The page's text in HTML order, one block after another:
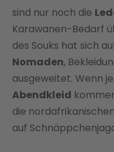
sind nur noch die
Karawanen-Bedarf
des Souks hat sich
Nomaden,
ausgeweitet. Wenn
Abendkleid
die
auf